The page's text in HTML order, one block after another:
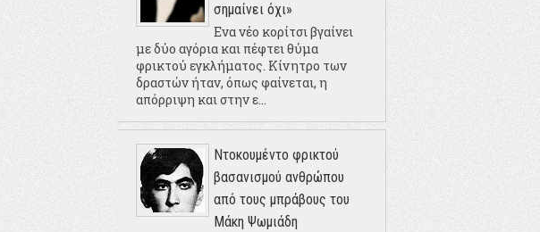
σημαίνει όχι»
Ενα νέο κορίτσι βγαίνει
με δύο αγόρια και πέφτει θύμα
φρικτού εγκλήματος. Κίνητρο των
δραστών ήταν, όπως φαίνεται, η
απόρριψη και στην ε...
Ντοκουμέντο φρικτού
βασανισμού ανθρώπου
από τους μπράβους του
Μάκη Ψωμιάδη